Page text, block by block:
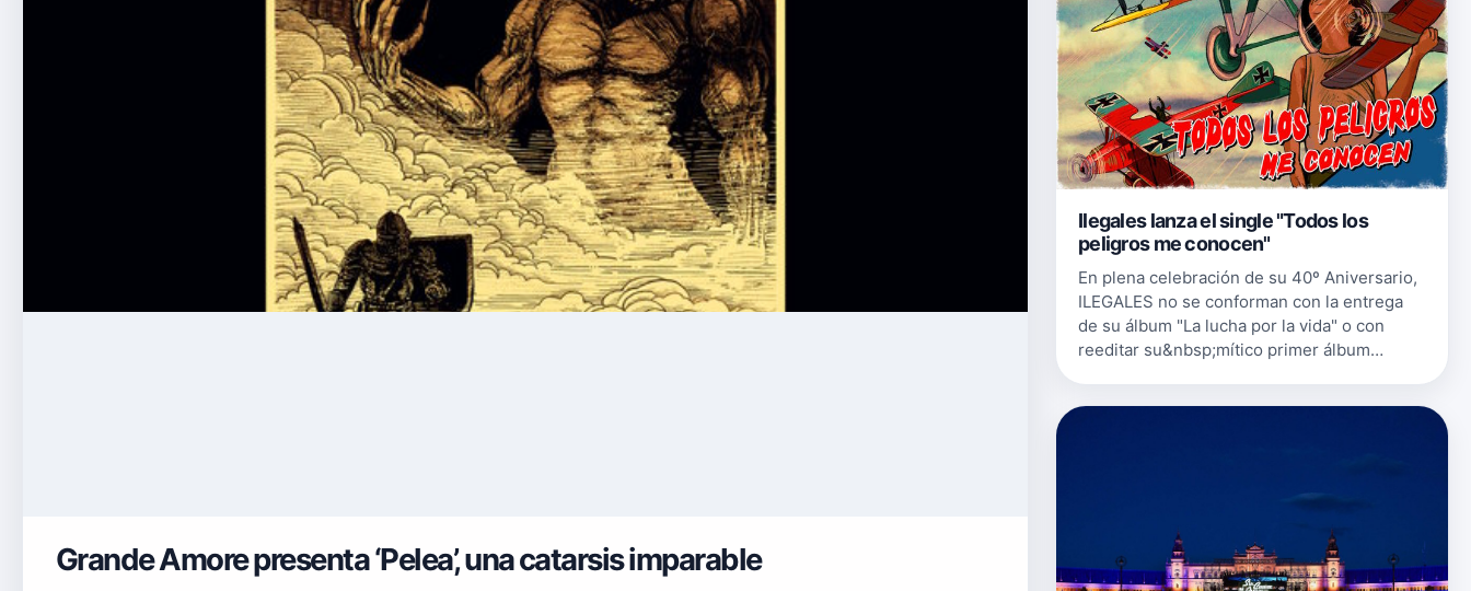
Grande Amore presenta ‘Pelea’, una catarsis imparable
Ilegales lanza el single "Todos los
peligros me conocen"
En plena celebración de su 40º Aniversario,
ILEGALES no se conforman con la entrega
de su álbum "La lucha por la vida" o con
reeditar su&nbsp;mítico primer álbum